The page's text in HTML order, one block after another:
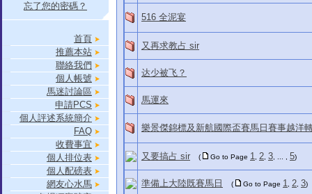
忘了您的密碼？
首頁
推薦本站
聯絡我們
個人帳號
馬迷討論區
申請PCS
個人評述系統簡介
FAQ
收費事宜
個人排位表
個人配磅表
網友心水馬
516 全泥宴
又再求教占 sir
达少被飞？
馬運來
樂景傑錦標及新航國際盃賽馬日賽事越洋
又要搞占 sir ( Go to Page 1 2 3 5)
準備上大陸既賽馬日 ( Go to Page 1 2 3)